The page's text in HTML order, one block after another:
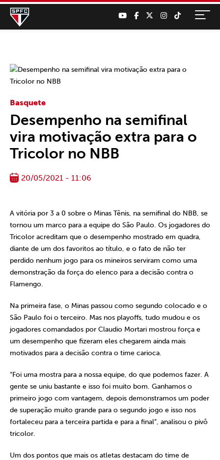
Basquete
Desempenho na semifinal
vira motivação extra para o
Tricolor no NBB
20/05/2021 - 11:06
A vitória por 3 a 0 sobre o Minas Tênis, na semifinal do NBB, se
tornou um marco para a equipe do São Paulo. Os jogadores do
Tricolor acreditam que o desempenho mostrado em quadra,
diante de um dos favoritos ao título, e o fato de não ter
perdido nenhum jogo para os mineiros serviram como uma
demonstração da força do elenco para a decisão contra o
Flamengo.
Na primeira fase, o Minas passou como segundo colocado e o
São Paulo foi o terceiro. Mas nos playoffs, tudo mudou e os
jogadores comandados por Claudio Mortari mostrou força e
um desempenho que fizeram eles chegarem ainda mais
motivados para a decisão contra o time carioca.
“Foi uma mostra para a nossa equipe, do que podemos fazer. A
gente se uniu bastante e isso foi muito bom. Ganhamos o
primeiro jogo com vantagem, depois demonstramos um poder
de superação muito grande para o segundo jogo e isso nos
fortaleceu para a terceira partida e para a final”, analisou o pivô
tricolor.
Um dos pontos que mais os atletas destacam do time de